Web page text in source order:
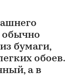
обычно
бумаги,
обоев.
а в